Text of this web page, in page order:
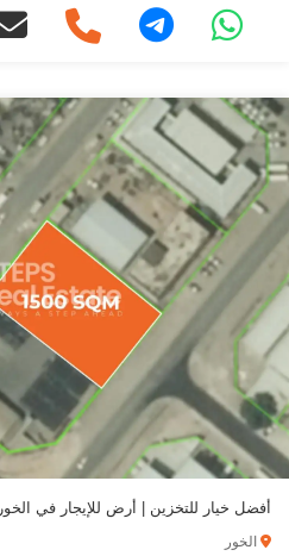
أفضل خيار للتخزين | أرض للإيجار في الخور
الخور